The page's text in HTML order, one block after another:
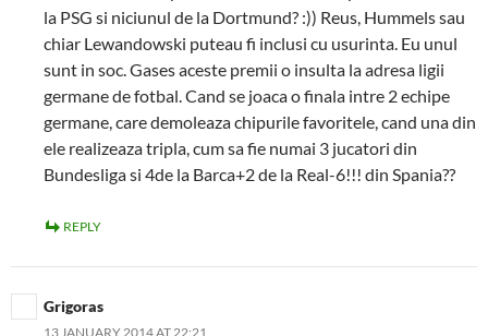
la PSG si niciunul de la Dortmund? :)) Reus, Hummels sau
chiar Lewandowski puteau fi inclusi cu usurinta. Eu unul
sunt in soc. Gases aceste premii o insulta la adresa ligii
germane de fotbal. Cand se joaca o finala intre 2 echipe
germane, care demoleaza chipurile favoritele, cand una din
ele realizeaza tripla, cum sa fie numai 3 jucatori din
Bundesliga si 4de la Barca+2 de la Real-6!!! din Spania??
REPLY
Grigoras
13 JANUARY 2014 AT 22:21